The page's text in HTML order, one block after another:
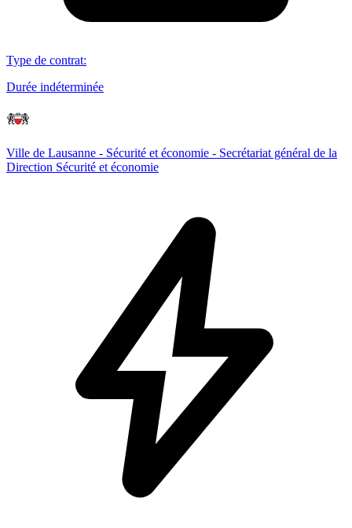
Type de contrat:
Durée indéterminée
Ville de Lausanne - Sécurité et économie - Secrétariat général de la
Direction Sécurité et économie